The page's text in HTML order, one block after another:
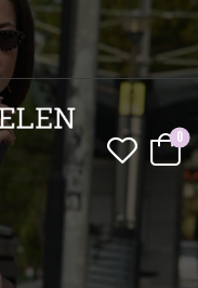
0